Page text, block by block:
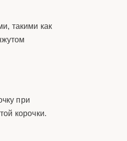
такими как
при
корочки.